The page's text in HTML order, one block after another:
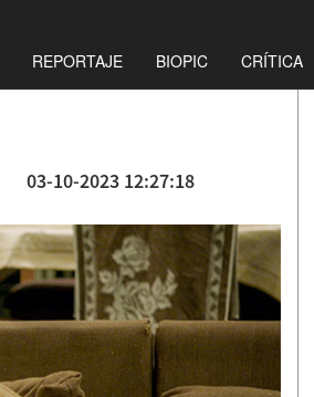
REPORTAJE BIOPIC CRÍTICA
03-10-2023 12:27:18